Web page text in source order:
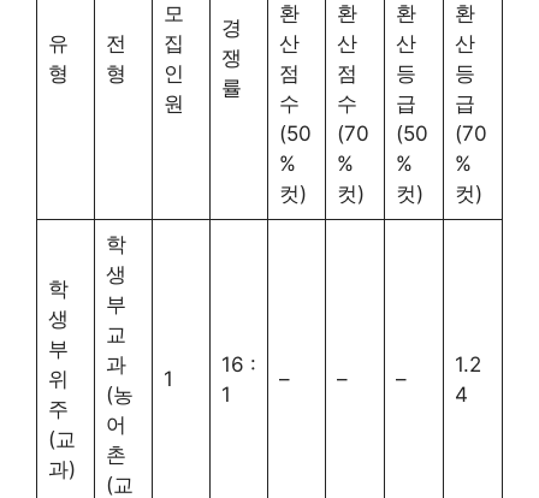
유
형
전
형
모
집
인
원
경
쟁
률
환
산
점
수
(50
%
컷)
환
산
점
수
(70
%
컷)
환
산
등
급
(50
%
컷)
환
산
등
급
(70
%
컷)
학
생
부
위
주
(교
과)
학
생
부
교
과
(농
어
촌
(교
1
16 :
1
– – –
1.2
4